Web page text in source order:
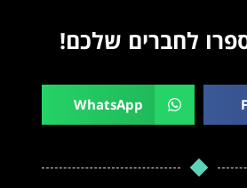
לחברים שלכם!
WhatsApp